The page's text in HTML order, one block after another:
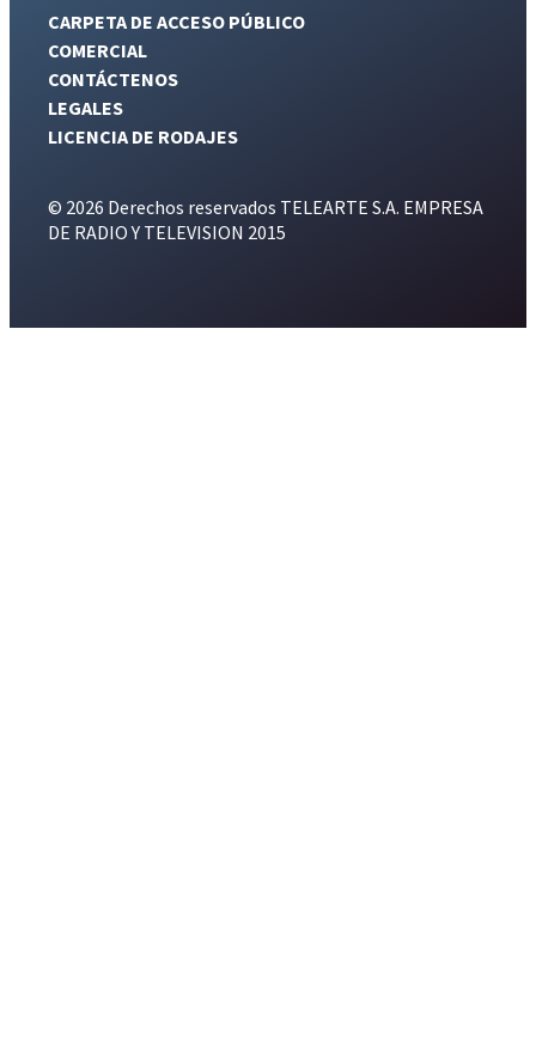
CARPETA DE ACCESO PÚBLICO
COMERCIAL
CONTÁCTENOS
LEGALES
LICENCIA DE RODAJES
© 2026 Derechos reservados TELEARTE S.A. EMPRESA
DE RADIO Y TELEVISION 2015